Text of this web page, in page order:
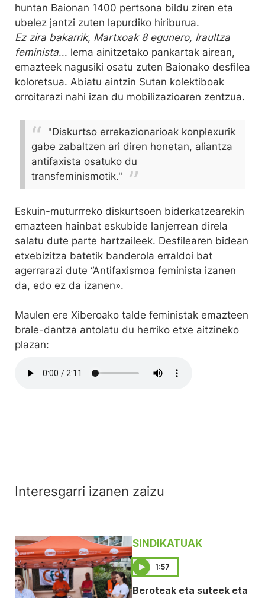
huntan Baionan 1400 pertsona bildu ziren eta
ubelez jantzi zuten lapurdiko hiriburua.
Ez zira bakarrik, Martxoak 8 egunero, Iraultza
feminista... lema ainitzetako pankartak airean,
emazteek nagusiki osatu zuten Baionako desfilea
koloretsua. Abiatu aintzin Sutan kolektiboak
orroitarazi nahi izan du mobilizazioaren zentzua.
"Diskurtso errekazionarioak konplexurik
gabe zabaltzen ari diren honetan, aliantza
antifaxista osatuko du
transfeminismotik."
Eskuin-muturrreko diskurtsoen biderkatzearekin
emazteen hainbat eskubide lanjerrean direla
salatu dute parte hartzaileek. Desfilearen bidean
etxebizitza batetik banderola erraldoi bat
agerrarazi dute “Antifaxismoa feminista izanen
da, edo ez da izanen».
Maulen ere Xiberoako talde feministak emazteen
brale-dantza antolatu du herriko etxe aitzineko
plazan:
Interesgarri izanen zaizu
SINDIKATUAK
1:57
Beroteak eta suteek eta